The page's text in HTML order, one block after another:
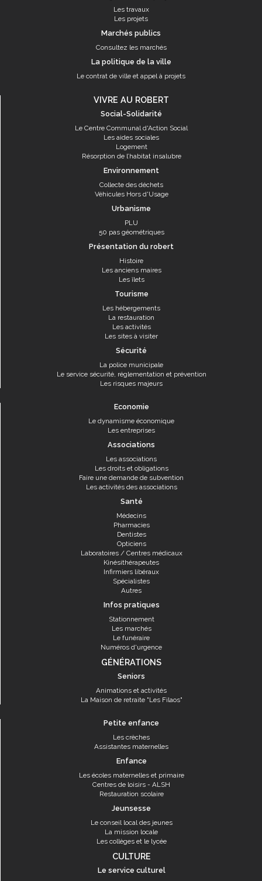
Les travaux
Les projets
Marchés publics
Consultez les marchés
La politique de la ville
Le contrat de ville et appel à projets
VIVRE AU ROBERT
Social-Solidarité
Le Centre Communal d'Action Social
Les aides sociales
Logement
Résorption de l’habitat insalubre
Environnement
Collecte des déchets
Véhicules Hors d'Usage
Urbanisme
PLU
50 pas géométriques
Présentation du robert
Histoire
Les anciens maires
Les îlets
Tourisme
Les hébergements
La restauration
Les activités
Les sites à visiter
Sécurité
La police municipale
Le service sécurité, réglementation et prévention
Les risques majeurs
Economie
Le dynamisme économique
Les entreprises
Associations
Les associations
Les droits et obligations
Faire une demande de subvention
Les activités des associations
Santé
Médecins
Pharmacies
Dentistes
Opticiens
Laboratoires / Centres médicaux
Kinésithérapeutes
Infirmiers libéraux
Spécialistes
Autres
Infos pratiques
Stationnement
Les marchés
Le funéraire
Numéros d'urgence
GÉNÉRATIONS
Seniors
Animations et activités
La Maison de retraite "Les Filaos"
Petite enfance
Les crèches
Assistantes maternelles
Enfance
Les écoles maternelles et primaire
Centres de loisirs - ALSH
Restauration scolaire
Jeunsesse
Le conseil local des jeunes
La mission locale
Les collèges et le lycée
CULTURE
Le service culturel